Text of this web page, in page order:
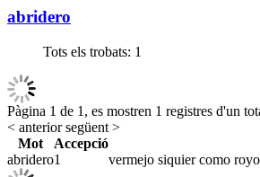
abridero
Tots els trobats: 1
Pàgina 1 de 1, es mostren 1 registres d'un
< anteriorsegüent >
Mot
Accepció
abridero1 vermejo siquier como